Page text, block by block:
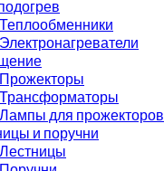
Теплообменники
Электронагреватели
Прожекторы
Трансформаторы
Лампы для прожекторов
и поручни
Лестницы